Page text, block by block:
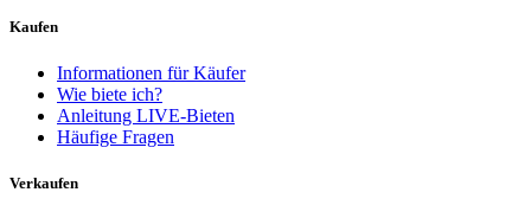
Kaufen
Informationen für Käufer
Wie biete ich?
Anleitung LIVE-Bieten
Häufige Fragen
Verkaufen